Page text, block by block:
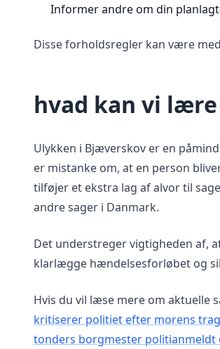
Informer andre om din
Disse forholdsregler kan være
hvad kan vi
Ulykken i Bjæverskov er en
er mistanke om, at en person
tilføjer et ekstra lag af alvor til
andre sager i Danmark.
Det understreger vigtigheden af,
klarlægge hændelsesforløbet og
Hvis du vil læse mere om aktuelle
kritiserer politiet efter morens
tonders borgmester